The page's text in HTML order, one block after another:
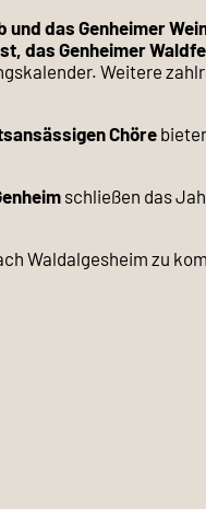
und das Genheimer
das Genheimer
Weitere
Chöre
schließen das
Waldalgesheim zu